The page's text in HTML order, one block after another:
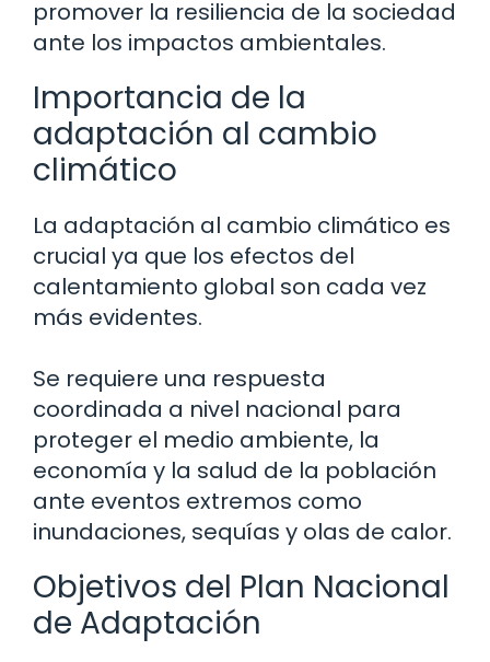
promover la resiliencia de la sociedad
ante los impactos ambientales.
Importancia de la
adaptación al cambio
climático
La adaptación al cambio climático es
crucial ya que los efectos del
calentamiento global son cada vez
más evidentes.
Se requiere una respuesta
coordinada a nivel nacional para
proteger el medio ambiente, la
economía y la salud de la población
ante eventos extremos como
inundaciones, sequías y olas de calor.
Objetivos del Plan Nacional
de Adaptación